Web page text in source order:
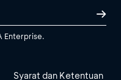
Enterprise.
Syarat dan Ketentuan